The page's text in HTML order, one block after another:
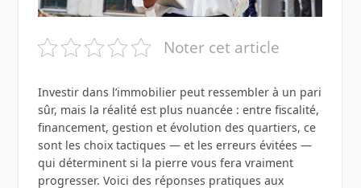
Noter cet article
Investir dans l’immobilier peut ressembler à un pari
sûr, mais la réalité est plus nuancée : entre fiscalité,
financement, gestion et évolution des quartiers, ce
sont les choix tactiques — et les erreurs évitées —
qui déterminent si la pierre vous fera vraiment
progresser. Voici des réponses pratiques aux